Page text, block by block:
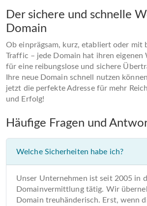
Der sichere und schnelle
Domain
Ob einprägsam, kurz, etabliert oder mit
Traffic – jede Domain hat ihren eigenen
für eine reibungslose und sichere
Ihre neue Domain schnell nutzen
jetzt die perfekte Adresse für mehr
und Erfolg!
Häufige Fragen und
Welche Sicherheiten habe ich?
Unser Unternehmen ist seit 2005 in
Domainvermittlung tätig. Wir
Domain treuhänderisch. Erst, wenn